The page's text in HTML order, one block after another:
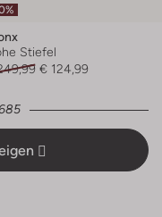
Stiefel
€ 124,99